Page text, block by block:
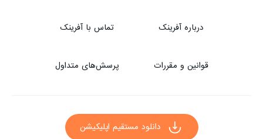
درباره آفرینک تماس با آفرینک
قوانین و مقررات پرسش‌های متداول
دانلود مستقیم اپلیکیشن